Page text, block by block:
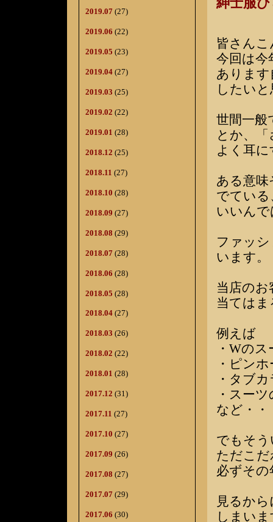
2019.07 (27)
2019.06 (22)
2019.05 (23)
2019.04 (27)
2019.03 (25)
2019.02 (22)
2019.01 (28)
2018.12 (25)
2018.11 (27)
2018.10 (28)
2018.09 (27)
2018.08 (29)
2018.07 (28)
2018.06 (28)
2018.05 (28)
2018.04 (27)
2018.03 (26)
2018.02 (22)
2018.01 (28)
2017.12 (31)
2017.11 (27)
2017.10 (27)
2017.09 (26)
2017.08 (27)
2017.07 (29)
2017.06 (30)
紳士服
皆さん
今回は今
ありま
したい
世間一般
とか、
よく耳
ある意味
でてい
いいん
ファッ
います。
当店の
当ては
例えば
・Wの
・ピン
・タブ
・スー
など・・
でもそ
ただこ
必ずそ
見るか
しまい